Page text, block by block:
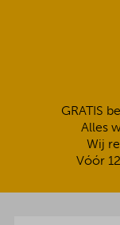
GRATIS
Alles
Wij
Vóór